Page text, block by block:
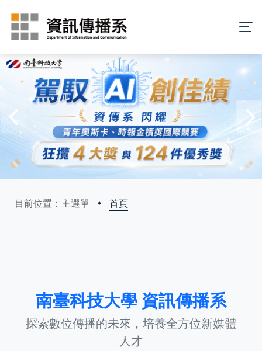
目前位置：主選單 首頁
南臺科技大學 資訊傳播系
探索數位傳播的未來，培養全方位新媒體
人才